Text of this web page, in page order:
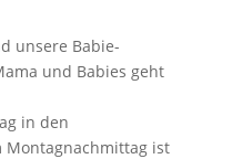
unsere Babie-
und Babies geht
in den
Montagnachmittag ist